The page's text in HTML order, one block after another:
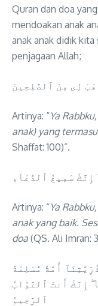
Quran dan doa
mendoakan anak
anak anak didik
penjagaan Allah;
هَبْ لِى مِنَ ٱلصَّٰلِحِينَ
Artinya: “Ya
anak) yang
Shaffat: 100)”.
إِنَّكَ سَمِيعُ ٱلدُّعَآءِ
Artinya: “Ya
anak yang baik.
doa (QS. Ali Imran:
أُمَّةً مُّسْلِمَةً
إِنَّكَ أَنتَ ٱلتَّوَّابُ
ٱلرَّحِيمُ